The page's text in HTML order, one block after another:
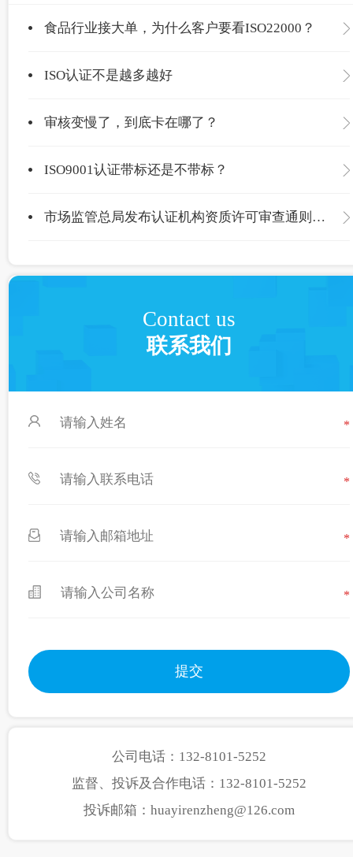
食品行业接大单，为什么客户要看ISO22000？
ISO认证不是越多越好
审核变慢了，到底卡在哪了？
ISO9001认证带标还是不带标？
市场监管总局发布认证机构资质许可审查通则，现公开征求意见
Contact us
联系我们
*
*
*
*
公司电话：132-8101-5252
监督、投诉及合作电话：132-8101-5252
投诉邮箱：huayirenzheng@126.com